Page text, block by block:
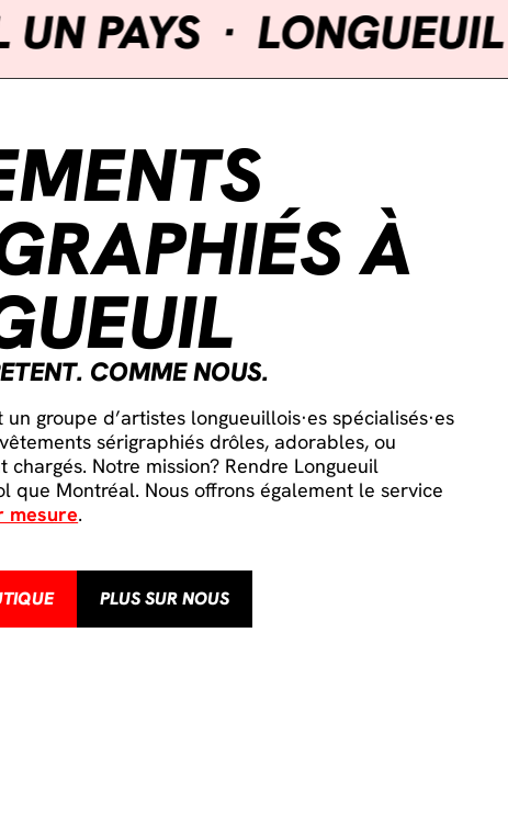
· LONGUEUIL
À
COMME NOUS.
groupe d’artistes longueuillois·es spécialisés·es
sérigraphiés drôles, adorables, ou
Notre mission? Rendre Longueuil
que Montréal. Nous offrons également le service
mesure.
PLUS SUR NOUS